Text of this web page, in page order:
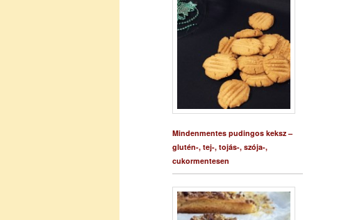
Mindenmentes pudingos keksz –
glutén-, tej-, tojás-, szója-,
cukormentesen